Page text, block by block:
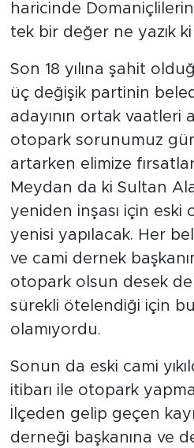
haricinde Domaniçlilerin
tek bir değer ne yazık
Son 18 yılına şahit
üç değişik partinin
adayının ortak vaatleri
otopark sorunumuz
artarken elimize
Meydan da ki Sultan
yeniden inşası için eski
yenisi yapılacak. Her
ve cami dernek
otopark olsun desek
sürekli ötelendiği için
olamıyordu.
Sonun da eski cami
itibarı ile otopark
İlçeden gelip geçen
derneği başkanına ve